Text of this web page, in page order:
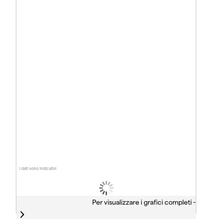
I dati sono indicativi
Per visualizzare i grafici completi -